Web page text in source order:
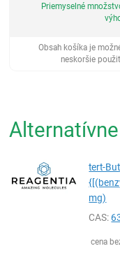
Priemyselné
Obsah košíka je
neskoršie
tert-
mg)
CAS:
cena